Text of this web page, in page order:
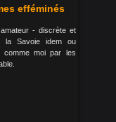
efféminés
- discrète et
la Savoie idem ou
comme moi par les